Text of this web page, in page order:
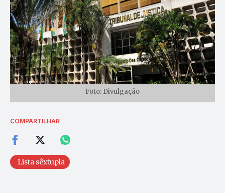
Foto: Divulgação
COMPARTILHAR
Lista sêxtupla